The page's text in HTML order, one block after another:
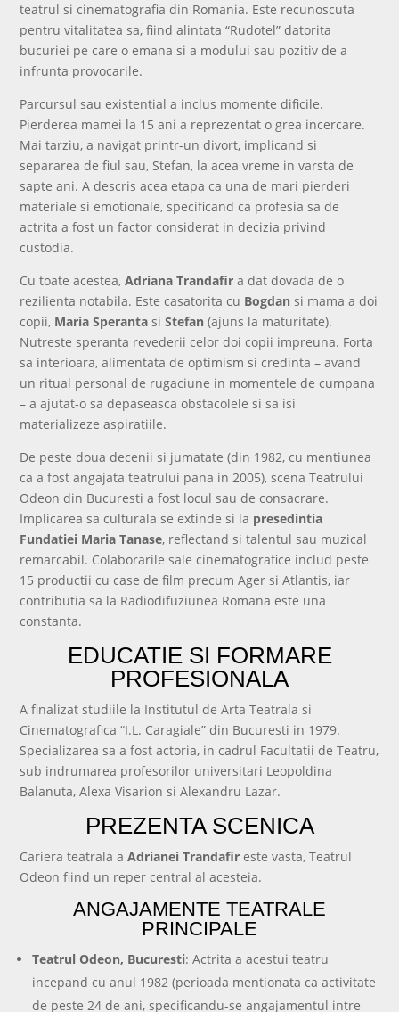
teatrul si cinematografia din Romania. Este recunoscuta
pentru vitalitatea sa, fiind alintata “Rudotel” datorita
bucuriei pe care o emana si a modului sau pozitiv de a
infrunta provocarile.
Parcursul sau existential a inclus momente dificile.
Pierderea mamei la 15 ani a reprezentat o grea incercare.
Mai tarziu, a navigat printr-un divort, implicand si
separarea de fiul sau, Stefan, la acea vreme in varsta de
sapte ani. A descris acea etapa ca una de mari pierderi
materiale si emotionale, specificand ca profesia sa de
actrita a fost un factor considerat in decizia privind
custodia.
Cu toate acestea,Adriana Trandafir a dat dovada de o
rezilienta notabila. Este casatorita cu Bogdan si mama a doi
copii, Maria Speranta siStefan (ajuns la maturitate).
Nutreste speranta revederii celor doi copii impreuna. Forta
sa interioara, alimentata de optimism si credinta – avand
un ritual personal de rugaciune in momentele de cumpana
– a ajutat-o sa depaseasca obstacolele si sa isi
materializeze aspiratiile.
De peste doua decenii si jumatate (din 1982, cu mentiunea
ca a fost angajata teatrului pana in 2005), scena Teatrului
Odeon din Bucuresti a fost locul sau de consacrare.
Implicarea sa culturala se extinde si la presedintia
Fundatiei Maria Tanase, reflectand si talentul sau muzical
remarcabil. Colaborarile sale cinematografice includ peste
15 productii cu case de film precum Ager si Atlantis, iar
contributia sa la Radiodifuziunea Romana este una
constanta.
EDUCATIE SI FORMARE
PROFESIONALA
A finalizat studiile la Institutul de Arta Teatrala si
Cinematografica “I.L. Caragiale” din Bucuresti in 1979.
Specializarea sa a fost actoria, in cadrul Facultatii de Teatru,
sub indrumarea profesorilor universitari Leopoldina
Balanuta, Alexa Visarion si Alexandru Lazar.
PREZENTA SCENICA
Cariera teatrala aAdrianei Trandafir este vasta, Teatrul
Odeon fiind un reper central al acesteia.
ANGAJAMENTE TEATRALE
PRINCIPALE
Teatrul Odeon, Bucuresti: Actrita a acestui teatru
incepand cu anul 1982 (perioada mentionata ca activitate
de peste 24 de ani, specificandu-se angajamentul intre